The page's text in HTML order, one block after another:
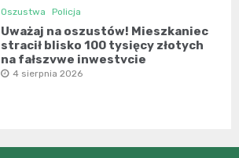
Oszustwa Policja
Uważaj na oszustów! Mieszkaniec
stracił blisko 100 tysięcy złotych
na fałszywe inwestycje
4 sierpnia 2026